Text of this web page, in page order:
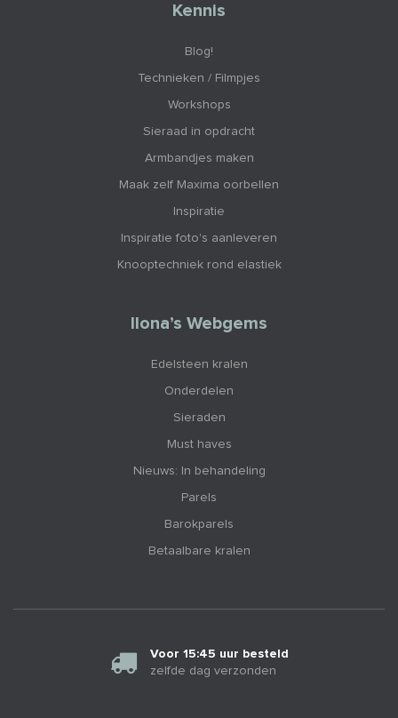
Kennis
Blog!
Technieken / Filmpjes
Workshops
Sieraad in opdracht
Armbandjes maken
Maak zelf Maxima oorbellen
Inspiratie
Inspiratie foto's aanleveren
Knooptechniek rond elastiek
Ilona’s Webgems
Edelsteen kralen
Onderdelen
Sieraden
Must haves
Nieuws: In behandeling
Parels
Barokparels
Betaalbare kralen
Voor 15:45 uur besteld
zelfde dag verzonden